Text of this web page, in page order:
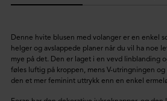
Denne hvite blusen med volanger er en enkel
helger og avslappede planer når du vil ha noe
mye på det. Den er laget i en vevd linblanding
føles luftig på kroppen, mens V-utringningen
den et mer feminint uttrykk enn en enkel